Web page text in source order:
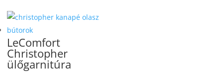
LeComfort
Christopher
ülőgarnitúra